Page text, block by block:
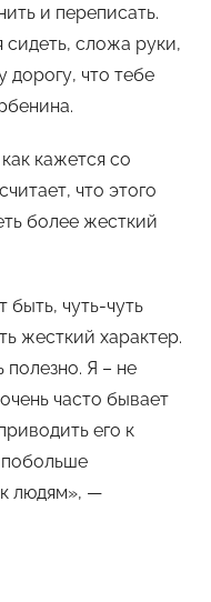
и переписать.
сидеть, сложа руки,
дорогу, что тебе
кажется со
что этого
более жесткий
быть, чуть-чуть
жесткий характер.
полезно. Я – не
часто бывает
его к
людям», —